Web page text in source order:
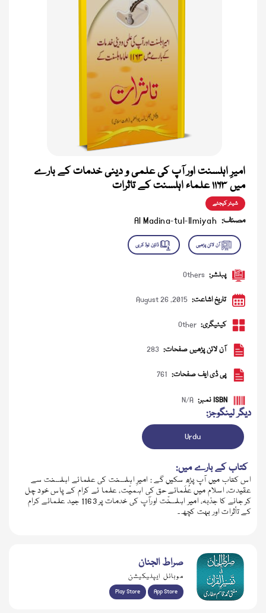
امیرِ اہلسنت اور آپ کی علمی و دینی خدمات کے بارے
میں ۱۱۶۳ علماء اہلسنت کے تاثرات
شیئر کیجئے
مصنف: Al Madina-tul-Ilmiyah
پبلشر: Others
تاریخ اشاعت: August 26 ,2015
کیٹیگری: Other
آن لائن پڑھیں صفحات: 283
پی ڈی ایف صفحات: 761
ISBN نمبر: N/A
دیگر لینگوجز:
Urdu
کتاب کے بارے میں:
اس کتاب میں آپ پڑھ سکیں گے : امیرِ اہلسنت کی علمائے اہلسنت سے
عقیدت، اسلام میں عُلَمائے حق کی اہمیّت، علما ئے کرام کے پاس خود چل
کر جانے کا جذبہ، امیر اہلسنّت اورآپ کی خدمات پر 1163 جید علمائے کرام
کے تأثرات اور بہت کچھ۔
صراط الجنان
موبائل ایپلیکیشن
Play Store App Store